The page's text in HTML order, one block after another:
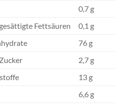
0,7 g
Fettsäuren
0,1 g
76 g
2,7 g
13 g
6,6 g